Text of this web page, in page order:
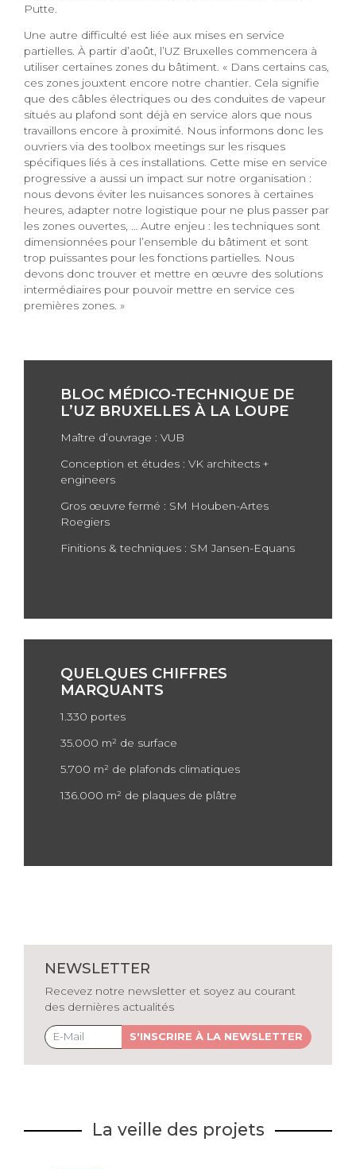
Putte.
Une autre difficulté est liée aux mises en service
partielles. À partir d’août, l’UZ Bruxelles commencera à
utiliser certaines zones du bâtiment. « Dans certains cas,
ces zones jouxtent encore notre chantier. Cela signifie
que des câbles électriques ou des conduites de vapeur
situés au plafond sont déjà en service alors que nous
travaillons encore à proximité. Nous informons donc les
ouvriers via des toolbox meetings sur les risques
spécifiques liés à ces installations. Cette mise en service
progressive a aussi un impact sur notre organisation :
nous devons éviter les nuisances sonores à certaines
heures, adapter notre logistique pour ne plus passer par
les zones ouvertes, … Autre enjeu : les techniques sont
dimensionnées pour l’ensemble du bâtiment et sont
trop puissantes pour les fonctions partielles. Nous
devons donc trouver et mettre en œuvre des solutions
intermédiaires pour pouvoir mettre en service ces
premières zones. »
BLOC MÉDICO-TECHNIQUE DE
L’UZ BRUXELLES À LA LOUPE
Maître d’ouvrage : VUB
Conception et études : VK architects +
engineers
Gros œuvre fermé : SM Houben-Artes
Roegiers
Finitions & techniques : SM Jansen-Equans
QUELQUES CHIFFRES
MARQUANTS
1.330 portes
35.000 m² de surface
5.700 m² de plafonds climatiques
136.000 m² de plaques de plâtre
NEWSLETTER
Recevez notre newsletter et soyez au courant
des dernières actualités
S'INSCRIRE À LA NEWSLETTER
La veille des projets